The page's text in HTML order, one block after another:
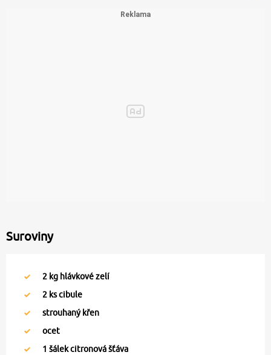
Suroviny
2 kg hlávkové zelí
2 ks cibule
strouhaný křen
ocet
1 šálek citronová šťáva